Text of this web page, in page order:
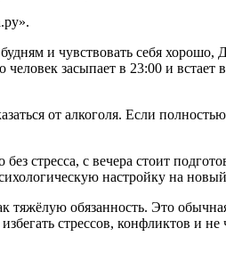
и чувствовать себя
засыпает в 23:00 и
от алкоголя. Если
стресса, с вечера стоит
настройку на
обязанность. Это
стрессов, конфликтов и